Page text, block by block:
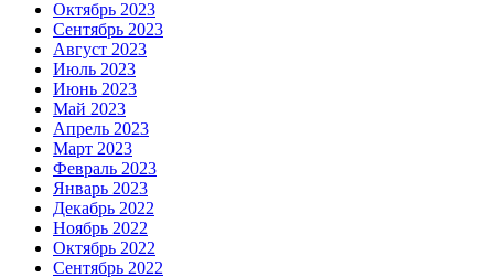
Октябрь 2023
Сентябрь 2023
Август 2023
Июль 2023
Июнь 2023
Май 2023
Апрель 2023
Март 2023
Февраль 2023
Январь 2023
Декабрь 2022
Ноябрь 2022
Октябрь 2022
Сентябрь 2022